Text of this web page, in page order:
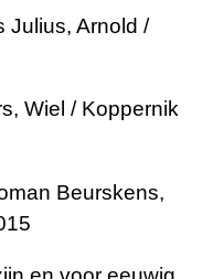
Julius, Arnold /
Wiel / Koppernik
Beurskens,